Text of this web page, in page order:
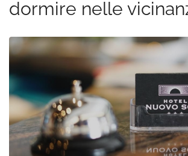
dormire nelle